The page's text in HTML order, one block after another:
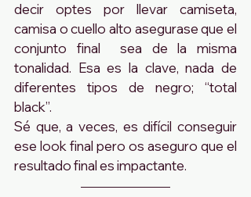
decir optes por llevar camiseta,
camisa o cuello alto asegurase que el
conjunto final  sea de la misma
tonalidad. Esa es la clave, nada de
diferentes tipos de negro; “total
black”.
Sé que, a veces, es difícil conseguir
ese look final pero os aseguro que el
resultado final es impactante.